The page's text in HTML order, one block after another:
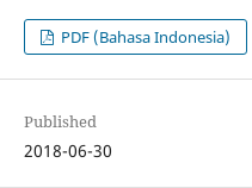
PDF (Bahasa Indonesia)
Published
2018-06-30